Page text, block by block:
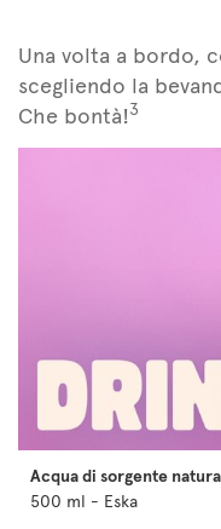
Una volta a bordo,
scegliendo la
Che bontà!3
Acqua di sorgente
500 ml - Eska